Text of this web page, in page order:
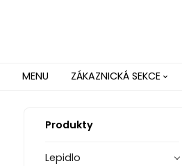
MENU ZÁKAZNICKÁ SEKCE
Produkty
Lepidlo